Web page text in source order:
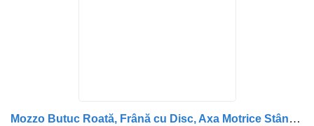
Mozzo Butuc Roată, Frână cu Disc, Axa Motrice Stânga 5010439600 per camion Renault